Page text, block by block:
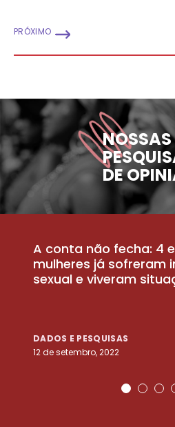
PRÓXIMO
NOSSAS
DE
A conta não fecha: 4
mulheres já sofreram
sexual e viveram
DADOS E PESQUISAS
12 de setembro, 2022